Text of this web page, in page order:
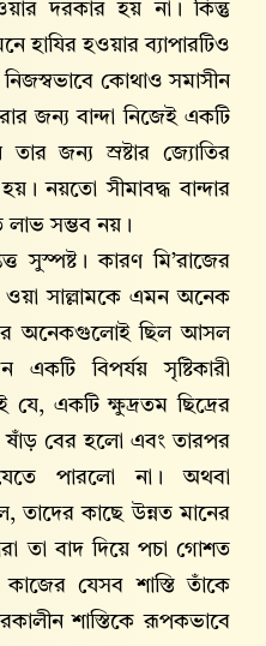
দরকার হয় না। কিন্তু
হাযির হওয়ার ব্যাপারটিও
নিজস্বভাবে কোথাও সমাসীন
জন্য বান্দা নিজেই একটি
তার জন্য স্রষ্টার জ্যোতির
নয়তো সীমাবদ্ধ বান্দার
লাভ সম্ভব নয়।
সুস্পষ্ট। কারণ মি’রাজের
ওয়া সাল্লামকে এমন অনেক
অনেকগুলোই ছিল আসল
বিপর্যয় সৃষ্টিকারী
একটি ক্ষুদ্রতম ছিদ্রের
ষাঁড় বের হলো এবং তারপর
পারলো না। অথবা
তাদের কাছে উন্নত মানের
তা বাদ দিয়ে পচা গোশত
যেসব শাস্তি তাঁকে
শাস্তিকে রূপকভাবে